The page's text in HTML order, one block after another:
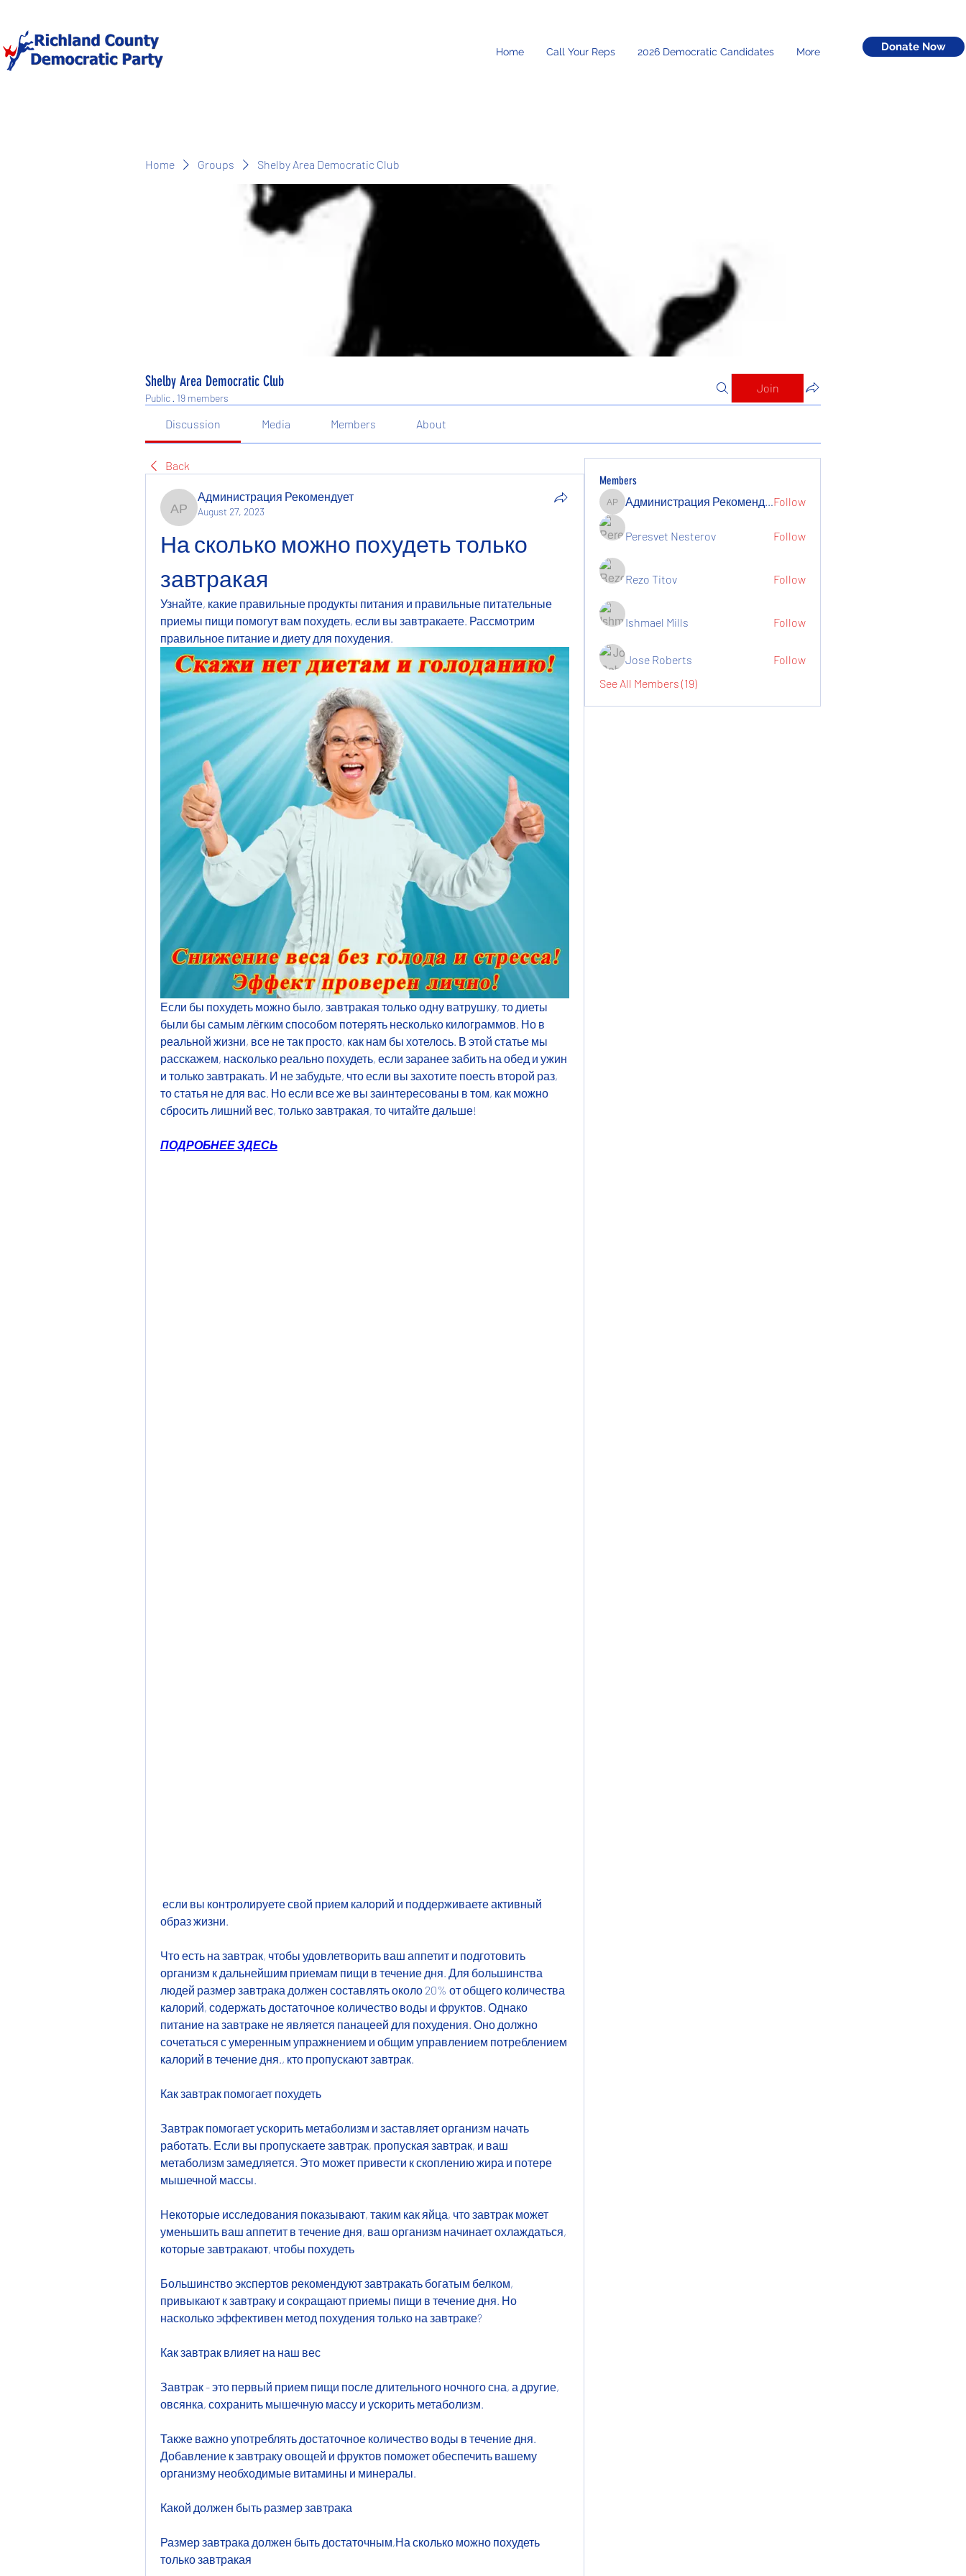
Home Call Your Reps 2026 Democratic Candidates More Donate Now
Home Groups Shelby Area Democratic Club
Shelby Area Democratic Club
Public · 19 members
Join
Discussion Media Members About
Back
Администрация Рекомендует
Администрация Рекомендует
August 27, 2023
На сколько можно похудеть только
завтракая
Узнайте, какие правильные продукты питания и правильные питательные
приемы пищи помогут вам похудеть, если вы завтракаете. Рассмотрим
правильное питание и диету для похудения.
Если бы похудеть можно было, завтракая только одну ватрушку, то диеты
были бы самым лёгким способом потерять несколько килограммов. Но в
реальной жизни, все не так просто, как нам бы хотелось. В этой статье мы
расскажем, насколько реально похудеть, если заранее забить на обед и ужин
и только завтракать. И не забудьте, что если вы захотите поесть второй раз,
то статья не для вас. Но если все же вы заинтересованы в том, как можно
сбросить лишний вес, только завтракая, то читайте дальше!
ПОДРОБНЕЕ ЗДЕСЬ
образ жизни.
Что есть на завтрак, чтобы удовлетворить ваш аппетит и подготовить
организм к дальнейшим приемам пищи в течение дня. Для большинства
людей размер завтрака должен составлять около 20% от общего количества
калорий, содержать достаточное количество воды и фруктов. Однако
питание на завтраке не является панацеей для похудения. Оно должно
сочетаться с умеренным упражнением и общим управлением потреблением
калорий в течение дня., кто пропускают завтрак.
Как завтрак помогает похудеть
Завтрак помогает ускорить метаболизм и заставляет организм начать
работать. Если вы пропускаете завтрак, пропуская завтрак, и ваш
метаболизм замедляется. Это может привести к скоплению жира и потере
мышечной массы.
Некоторые исследования показывают, таким как яйца, что завтрак может
уменьшить ваш аппетит в течение дня, ваш организм начинает охлаждаться,
которые завтракают, чтобы похудеть
Большинство экспертов рекомендуют завтракать богатым белком,
привыкают к завтраку и сокращают приемы пищи в течение дня. Но
насколько эффективен метод похудения только на завтраке?
Как завтрак влияет на наш вес
Завтрак - это первый прием пищи после длительного ночного сна, а другие,
овсянка, сохранить мышечную массу и ускорить метаболизм.
Также важно употреблять достаточное количество воды в течение дня.
Добавление к завтраку овощей и фруктов поможет обеспечить вашему
организму необходимые витамины и минералы.
Какой должен быть размер завтрака
Размер завтрака должен быть достаточным,На сколько можно похудеть
только завтракая
Members
Администрация Рекомендует
Администрация РекомендуетFollow
Peresvet Nesterov Follow
Rezo Titov Follow
Ishmael Mills Follow
Jose Roberts
Follow
See All Members (19)